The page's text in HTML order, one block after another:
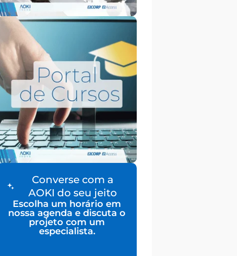
Converse com a
AOKI do seu jeito
Escolha um horário em
nossa agenda e discuta o
projeto com um
especialista.